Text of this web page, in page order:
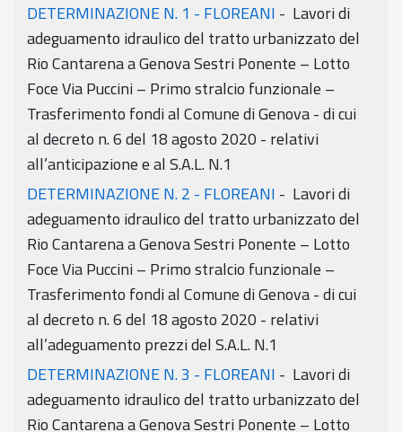
DETERMINAZIONE N. 1 - FLOREANI - Lavori di
adeguamento idraulico del tratto urbanizzato del
Rio Cantarena a Genova Sestri Ponente – Lotto
Foce Via Puccini – Primo stralcio funzionale –
Trasferimento fondi al Comune di Genova - di cui
al decreto n. 6 del 18 agosto 2020 - relativi
all’anticipazione e al S.A.L. N.1
DETERMINAZIONE N. 2 - FLOREANI - Lavori di
adeguamento idraulico del tratto urbanizzato del
Rio Cantarena a Genova Sestri Ponente – Lotto
Foce Via Puccini – Primo stralcio funzionale –
Trasferimento fondi al Comune di Genova - di cui
al decreto n. 6 del 18 agosto 2020 - relativi
all’adeguamento prezzi del S.A.L. N.1
DETERMINAZIONE N. 3 - FLOREANI - Lavori di
adeguamento idraulico del tratto urbanizzato del
Rio Cantarena a Genova Sestri Ponente – Lotto